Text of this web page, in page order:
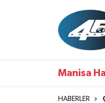
Manisa
HABERLER
MANİSA
Hava Durumu